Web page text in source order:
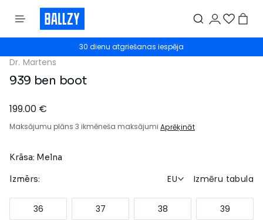
30 dienu atgriešanas iespēja
Dr. Martens
939 ben boot
199.00 €
Maksājumu plāns 3 ikmēneša maksājumi Aprēķināt
Krāsa: Melna
Izmērs: EU Izmēru tabula
36 37 38 39